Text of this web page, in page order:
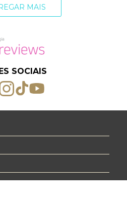
MAIS
SOCIAIS